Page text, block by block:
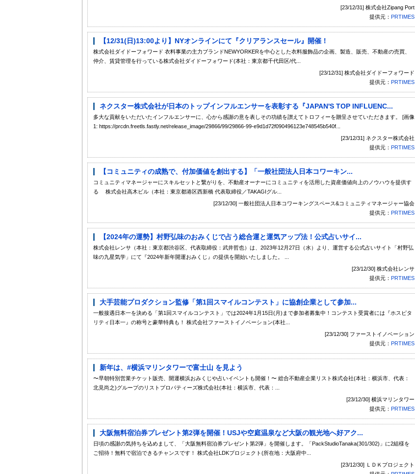
[23/12/31] 株式会社Zipang Port
提供元： PRTIMES
【12/31(日)13:00より】NYオンラインにて『クリアランスセール』開催！
株式会社ダイドーフォワード 衣料事業の主力ブランドNEWYORKERを中心とした衣料服飾品の企画、製造、販売、不動産の売買、
仲介、賃貸管理を行っている株式会社ダイドーフォワード(本社：東京都千代田区/代...
[23/12/31] 株式会社ダイドーフォワード
提供元： PRTIMES
ネクスター株式会社が日本のトップインフルエンサーを表彰する『JAPAN'S TOP INFLUENC...
多大な貢献をいただいたインフルエンサーに、心から感謝の意を表しその功績を讃えてトロフィーを贈呈させていただきます。 [画像
1: https://prcdn.freetls.fastly.net/release_image/29866/99/29866-99-e9d1d72f090496123e748545b540f...
[23/12/31] ネクスター株式会社
提供元： PRTIMES
【コミュニティの成熟で、付加価値を創出する】「一般社団法人日本コワーキン...
コミュニティマネージャーにスキルセットと繋がりを、不動産オーナーにコミュニティを活用した資産価値向上のノウハウを提供す
る 株式会社高木ビル（本社：東京都港区西新橋 代表取締役／TAKAGIグル...
[23/12/30] 一般社団法人日本コワーキングスペース&コミュニティマネージャー協会
提供元： PRTIMES
【2024年の運勢】村野弘味のおみくじで占う総合運と運気アップ法！公式占いサイ...
株式会社レンサ（本社：東京都渋谷区、代表取締役：武井哲也）は、2023年12月27日（水）より、運営する公式占いサイト「村野弘
味の九星気学」にて『2024年新年開運おみくじ』の提供を開始いたしました。 ...
[23/12/30] 株式会社レンサ
提供元： PRTIMES
大手芸能プロダクション監修「第1回スマイルコンテスト」に協創企業として参加...
一般接遇日本一を決める「第1回スマイルコンテスト」では2024年1月15日(月)まで参加者募集中！コンテスト受賞者には『ホスピタ
リティ日本一』の称号と豪華特典も！ 株式会社ファーストイノベーション(本社...
[23/12/30] ファーストイノベーション
提供元： PRTIMES
新年は、#横浜マリンタワーで富士山 を見よう
〜早朝特別営業チケット販売、開運横浜おみくじや占いイベントも開催！〜 総合不動産企業リスト株式会社(本社：横浜市、代表：
北見尚之)グループのリストプロパティーズ株式会社(本社：横浜市、代表：...
[23/12/30] 横浜マリンタワー
提供元： PRTIMES
大阪無料宿泊券プレゼント第2弾を開催！USJや空庭温泉など大阪の観光地へ好アク...
日頃の感謝の気持ちを込めまして、「大阪無料宿泊券プレゼント第2弾」を開催します。「PackStudioTanaka(301/302)」に2組様を
ご招待！無料で宿泊できるチャンスです！ 株式会社LDKプロジェクト(所在地：大阪府中...
[23/12/30] ＬＤＫプロジェクト